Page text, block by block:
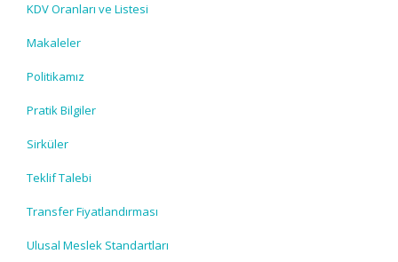
KDV Oranları ve Listesi
Makaleler
Politikamız
Pratik Bilgiler
Sirküler
Teklif Talebi
Transfer Fiyatlandırması
Ulusal Meslek Standartları